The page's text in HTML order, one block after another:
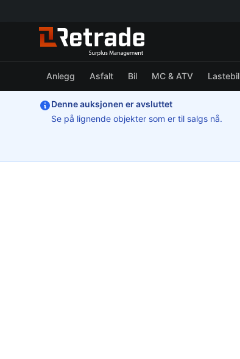
Anlegg Asfalt Bil MC & ATV Lastebil
Denne auksjonen er avsluttet
Se på lignende objekter som er til salgs nå.